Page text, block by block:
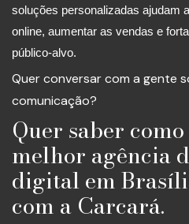
soluções personalizadas ajudam
online, aumentar as vendas e
público-alvo.
Quer conversar com a gente
comunicação?
Quer saber
melhor agência
digital em
com a Carcará.